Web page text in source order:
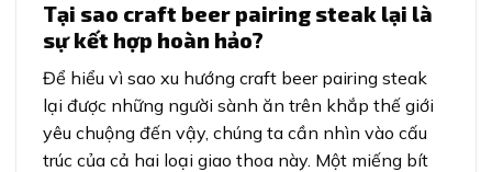
Tại sao craft beer pairing steak lại là
sự kết hợp hoàn hảo?
Để hiểu vì sao xu hướng craft beer pairing steak
lại được những người sành ăn trên khắp thế giới
yêu chuộng đến vậy, chúng ta cần nhìn vào cấu
trúc của cả hai loại giao thoa này. Một miếng bít